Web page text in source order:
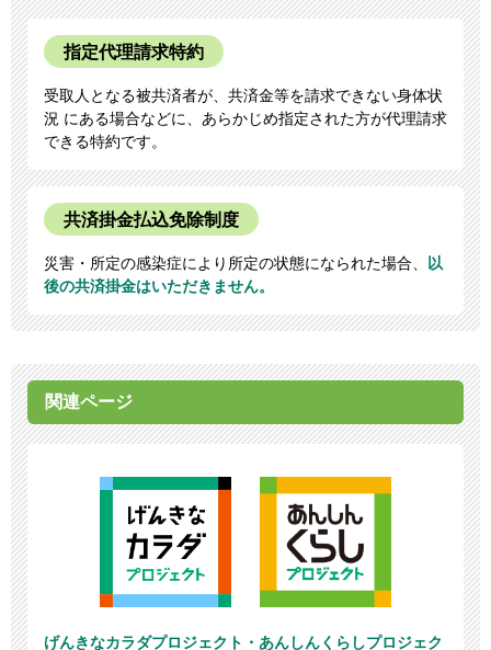
指定代理請求特約
受取人となる被共済者が、共済金等を請求できない身体状
況 にある場合などに、あらかじめ指定された方が代理請求
できる特約です。
共済掛金払込免除制度
災害・所定の感染症により所定の状態になられた場合、
以
後の共済掛金はいただきません。
関連ページ
げんきなカラダプロジェクト・あんしんくらしプロジェク